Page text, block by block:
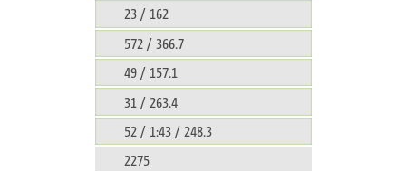
23 / 162
572 / 366.7
49 / 157.1
31 / 263.4
52 / 1:43 / 248.3
2275